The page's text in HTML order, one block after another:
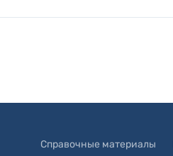
Справочные материалы